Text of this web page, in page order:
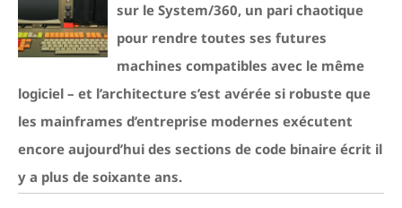
sur le System/360, un pari chaotique
pour rendre toutes ses futures
machines compatibles avec le même
logiciel – et l’architecture s’est avérée si robuste que
les mainframes d’entreprise modernes exécutent
encore aujourd’hui des sections de code binaire écrit il
y a plus de soixante ans.